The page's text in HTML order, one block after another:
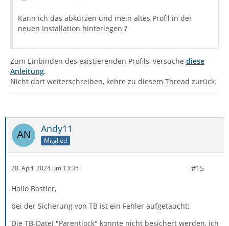
Kann ich das abkürzen und mein altes Profil in der
neuen Installation hinterlegen ?
Zum Einbinden des existierenden Profils, versuche diese
Anleitung.
Nicht dort weiterschreiben, kehre zu diesem Thread zurück.
Andy11
Mitglied
28. April 2024 um 13:35 #15
Hallo Bastler,
bei der Sicherung von TB ist ein Fehler aufgetaucht:
Die TB-Datei "Parentlock" konnte nicht besichert werden, ich